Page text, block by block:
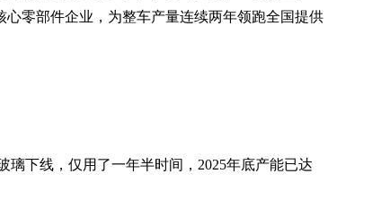
零部件企业，为整车产量连续两年领跑全国提供
璃下线，仅用了一年半时间，2025年底产能已达